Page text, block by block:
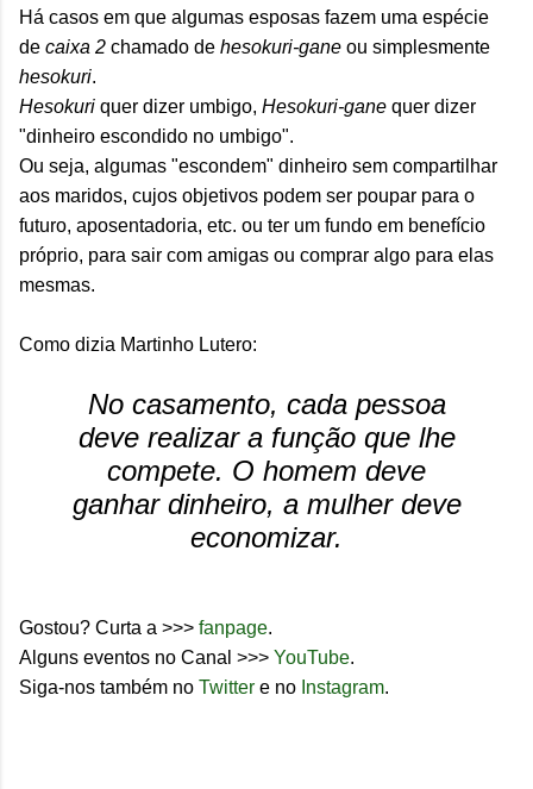
Há casos em que algumas esposas fazem uma espécie
de caixa 2 chamado de hesokuri-gane ou simplesmente
hesokuri.
Hesokuri quer dizer umbigo, Hesokuri-gane quer dizer
"dinheiro escondido no umbigo".
Ou seja, algumas "escondem" dinheiro sem compartilhar
aos maridos, cujos objetivos podem ser poupar para o
futuro, aposentadoria, etc. ou ter um fundo em benefício
próprio, para sair com amigas ou comprar algo para elas
mesmas.
Como dizia Martinho Lutero:
No casamento, cada pessoa
deve realizar a função que lhe
compete. O homem deve
ganhar dinheiro, a mulher deve
economizar.
Gostou? Curta a >>> fanpage.
Alguns eventos no Canal >>> YouTube.
Siga-nos também no Twitter e no Instagram.